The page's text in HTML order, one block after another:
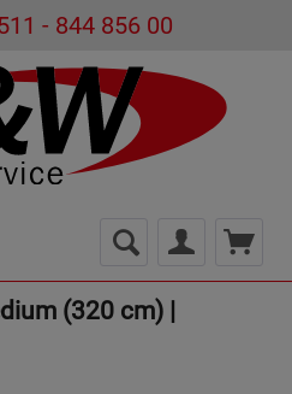
- 844 856 00
(320 cm) |